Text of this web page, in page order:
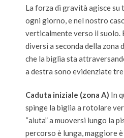
La forza di gravità agisce su
ogni giorno, e nel nostro
verticalmente verso il suolo.
diversi a seconda della zona
che la biglia sta
a destra sono evidenziate
Caduta iniziale (zona A) In
spinge la biglia a rotolare
“aiuta” a muoversi lungo la
percorso è lunga, maggiore